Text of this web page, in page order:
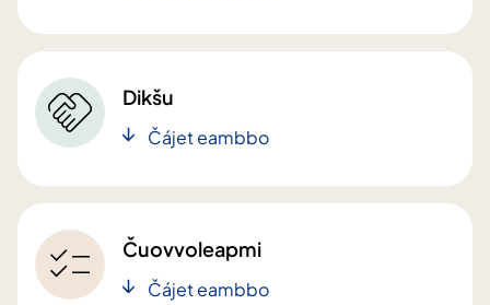
Dikšu
Čájet eambbo
Čuovvoleapmi
Čájet eambbo